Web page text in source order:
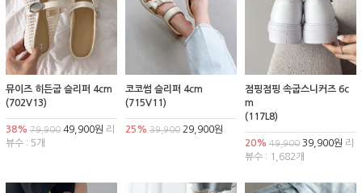
뮤이즈 히든굽 슬리퍼 4cm
(702V13)
38% 79,900 49,900원 리
뷰수 : 5개
코코썸 슬리퍼 4cm
(715V11)
25% 39,90029,900원
점핑점핑 속굽스니커즈 6c
m
(117L8)
20% 49,90039,900원 리
뷰수 : 1,682개